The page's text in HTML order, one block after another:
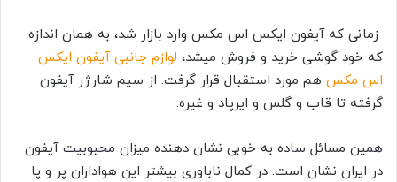
زمانی که آیفون ایکس اس مکس وارد بازار شد، به همان اندازه
که خود گوشی خرید و فروش میشد، لوازم جانبی آیفون ایکس
اس مکس هم مورد استقبال قرار گرفت. از سیم شارژر آیفون
گرفته تا قاب و گلس و ایرپاد و غیره.
همین مسائل ساده به خوبی نشان دهنده میزان محبوبیت آیفون
در ایران نشان است. در کمال ناباوری بیشتر این هواداران پر و پا